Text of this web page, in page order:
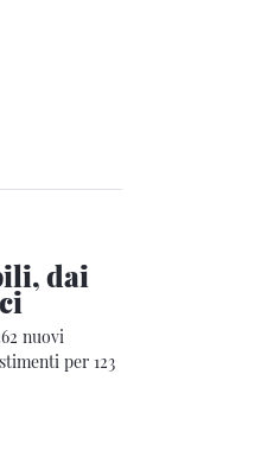
dai
nuovi
per 123